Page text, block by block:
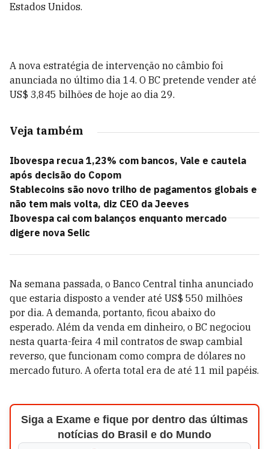
Estados Unidos.
A nova estratégia de intervenção no câmbio foi
anunciada no último dia 14. O BC pretende vender até
US$ 3,845 bilhões de hoje ao dia 29.
Veja também
Ibovespa recua 1,23% com bancos, Vale e cautela
após decisão do Copom
Stablecoins são novo trilho de pagamentos globais e
não tem mais volta, diz CEO da Jeeves
Ibovespa cai com balanços enquanto mercado
digere nova Selic
Na semana passada, o Banco Central tinha anunciado
que estaria disposto a vender até US$ 550 milhões
por dia. A demanda, portanto, ficou abaixo do
esperado. Além da venda em dinheiro, o BC negociou
nesta quarta-feira 4 mil contratos de swap cambial
reverso, que funcionam como compra de dólares no
mercado futuro. A oferta total era de até 11 mil papéis.
Siga a Exame e fique por dentro das últimas
notícias do Brasil e do Mundo